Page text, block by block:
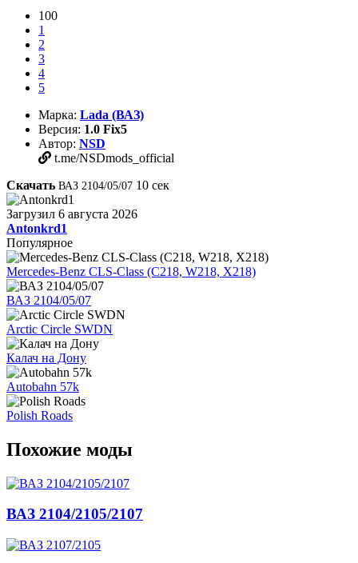
100
1
2
3
4
5
Марка: Lada (ВАЗ)
Версия: 1.0 Fix5
Автор: NSD
t.me/NSDmods_official
Скачать ВАЗ 2104/05/07 10 сек
Загрузил 6 августа 2026
Antonkrd1
Популярное
Mercedes-Benz CLS-Class (C218, W218, X218)
ВАЗ 2104/05/07
Arctic Circle SWDN
Калач на Дону
Autobahn 57k
Polish Roads
Похожие моды
ВАЗ 2104/2105/2107